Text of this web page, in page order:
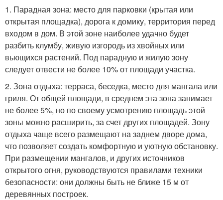
1. Парадная зона: место для парковки (крытая или
открытая площадка), дорога к домику, территория перед
входом в дом. В этой зоне наиболее удачно будет
разбить клумбу, живую изгородь из хвойных или
вьющихся растений. Под парадную и жилую зону
следует отвести не более 10% от площади участка.
2. Зона отдыха: терраса, беседка, место для мангала или
гриля. От общей площади, в среднем эта зона занимает
не более 5%, но по своему усмотрению площадь этой
зоны можно расширить, за счет других площадей. Зону
отдыха чаще всего размещают на заднем дворе дома,
что позволяет создать комфортную и уютную обстановку.
При размещении мангалов, и других источников
открытого огня, руководствуются правилами техники
безопасности: они должны быть не ближе 15 м от
деревянных построек.